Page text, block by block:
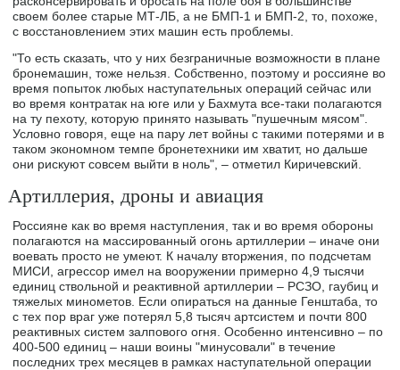
своем более старые МТ-ЛБ, а не БМП-1 и БМП-2, то, похоже,
с восстановлением этих машин есть проблемы.
"То есть сказать, что у них безграничные возможности в плане
бронемашин, тоже нельзя. Собственно, поэтому и россияне во
время попыток любых наступательных операций сейчас или
во время контратак на юге или у Бахмута все-таки полагаются
на ту пехоту, которую принято называть "пушечным мясом".
Условно говоря, еще на пару лет войны с такими потерями и в
таком экономном темпе бронетехники им хватит, но дальше
они рискуют совсем выйти в ноль", – отметил Киричевский.
Артиллерия, дроны и авиация
Россияне как во время наступления, так и во время обороны
полагаются на массированный огонь артиллерии – иначе они
воевать просто не умеют. К началу вторжения, по подсчетам
МИСИ, агрессор имел на вооружении примерно 4,9 тысячи
единиц ствольной и реактивной артиллерии – РСЗО, гаубиц и
тяжелых минометов. Если опираться на данные Генштаба, то
с тех пор враг уже потерял 5,8 тысяч артсистем и почти 800
реактивных систем залпового огня. Особенно интенсивно – по
400-500 единиц – наши воины "минусовали" в течение
последних трех месяцев в рамках наступательной операции